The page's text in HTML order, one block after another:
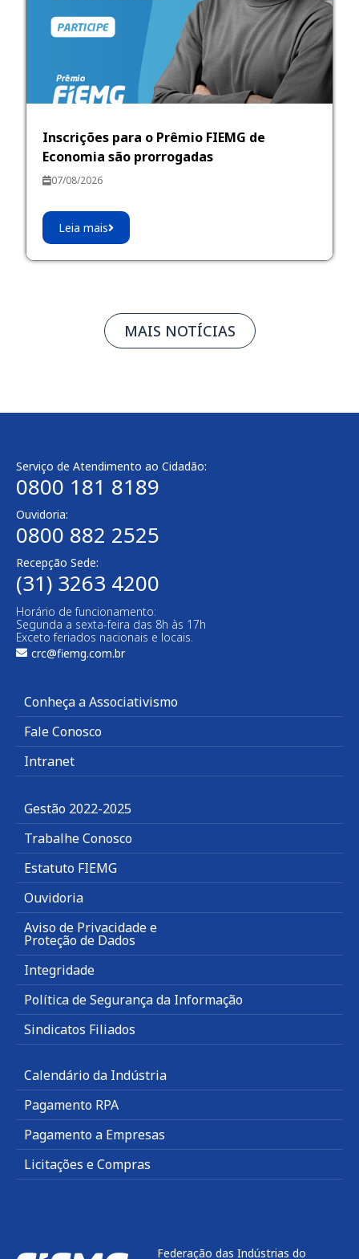
Inscrições para o Prêmio FIEMG de
Economia são prorrogadas
07/08/2026
Leia mais
MAIS NOTÍCIAS
Serviço de Atendimento ao Cidadão:
0800 181 8189
Ouvidoria:
0800 882 2525
Recepção Sede:
(31) 3263 4200
Horário de funcionamento:
Segunda a sexta-feira das 8h às 17h
Exceto feriados nacionais e locais.
crc@fiemg.com.br
Conheça a Associativismo
Fale Conosco
Intranet
Gestão 2022-2025
Trabalhe Conosco
Estatuto FIEMG
Ouvidoria
Aviso de Privacidade e
Proteção de Dados
Integridade
Política de Segurança da Informação
Sindicatos Filiados
Calendário da Indústria
Pagamento RPA
Pagamento a Empresas
Licitações e Compras
Federação das Indústrias do